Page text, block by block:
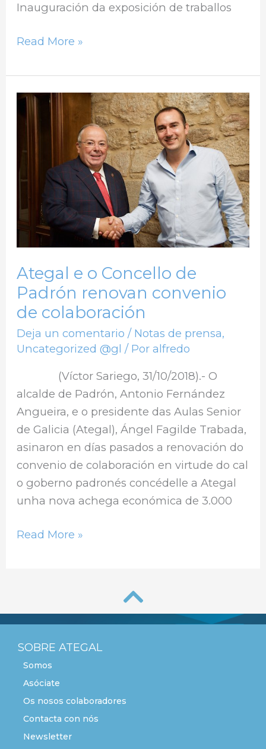
Inauguración da exposición de traballos
Read More »
Ategal e o Concello de
Padrón renovan convenio
de colaboración
Deja un comentario / Notas de prensa,
Uncategorized @gl / Poralfredo
(Víctor Sariego, 31/10/2018).- O
alcalde de Padrón, Antonio Fernández
Angueira, e o presidente das Aulas Senior
de Galicia (Ategal), Ángel Fagilde Trabada,
asinaron en días pasados a renovación do
convenio de colaboración en virtude do cal
o goberno padronés concédelle a Ategal
unha nova achega económica de 3.000
Ategal
e
Concello
de
renovan
convenio
Read More »
SOBRE ATEGAL
Somos
Asóciate
Os nosos colaboradores
Contacta con nós
Newsletter